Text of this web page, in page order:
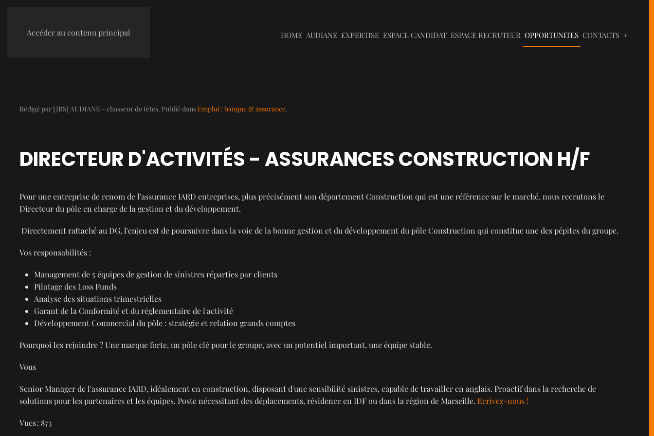
Accéder au contenu principal HOME AUDIANE EXPERTISE ESPACE CANDIDAT ESPACE RECRUTEUR OPPORTUNITES CONTACTS +
Rédigé par [JBS] AUDIANE - chasseur de têtes. Publié dansEmploi : banque & assurance.
DIRECTEUR D'ACTIVITÉS - ASSURANCES CONSTRUCTION H/F
Pour une entreprise de renom de l'assurance IARD entreprises, plus précisément son département Construction qui est une référence sur le marché, nous recrutons le
Directeur du pôle en charge de la gestion et du développement.
Directement rattaché au DG, l'enjeu est de poursuivre dans la voie de la bonne gestion et du développement du pôle Construction qui constitue une des pépites du groupe.
Vos responsabilités :
Management de 5 équipes de gestion de sinistres réparties par clients
Pilotage des Loss Funds
Analyse des situations trimestrielles
Garant de la Conformité et du réglementaire de l'activité
Développement Commercial du pôle : stratégie et relation grands comptes
Pourquoi les rejoindre ? Une marque forte, un pôle clé pour le groupe, avec un potentiel important, une équipe stable.
Vous
Senior Manager de l'assurance IARD, idéalement en construction, disposant d'une sensibilité sinistres, capable de travailler en anglais. Proactif dans la recherche de
solutions pour les partenaires et les équipes. Poste nécessitant des déplacements, résidence en IDF ou dans la région de Marseille. Ecrivez-nous !
Vues : 873